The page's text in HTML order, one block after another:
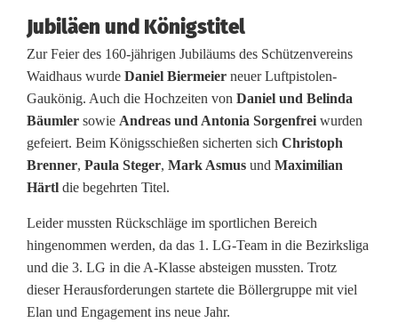
M
i
t
g
l
i
e
d
e
r
Jubiläen und Königstitel
Zur Feier des 160-jährigen Jubiläums des Schützenvereins
Waidhaus wurde Daniel Biermeier neuer Luftpistolen-
Gaukönig. Auch die Hochzeiten von Daniel und Belinda
Bäumler sowie Andreas und Antonia Sorgenfrei wurden
gefeiert. Beim Königsschießen sicherten sich Christoph
Brenner, Paula Steger, Mark Asmus und Maximilian
Härtl die begehrten Titel.
Leider mussten Rückschläge im sportlichen Bereich
hingenommen werden, da das 1. LG-Team in die Bezirksliga
und die 3. LG in die A-Klasse absteigen mussten. Trotz
dieser Herausforderungen startete die Böllergruppe mit viel
Elan und Engagement ins neue Jahr.